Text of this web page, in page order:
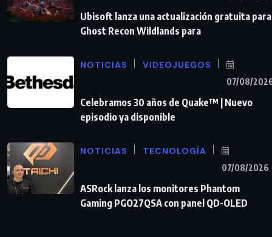
Ubisoft lanza una actualización gratuita para
Ghost Recon Wildlands para
NOTICIAS VIDEOJUEGOS
07/08/
Celebramos 30 años de Quake™ | Nuevo
episodio ya disponible
NOTICIAS TECNOLOGÍA
07/08/2026
ASRock lanza los monitores Phantom
Gaming PGO27QSA con panel QD-OLED